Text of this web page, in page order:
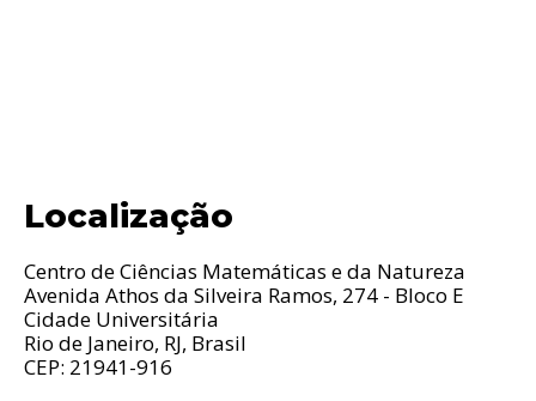
Localização
Centro de Ciências Matemáticas e da Natureza
Avenida Athos da Silveira Ramos, 274 - Bloco E
Cidade Universitária
Rio de Janeiro, RJ, Brasil
CEP: 21941-916